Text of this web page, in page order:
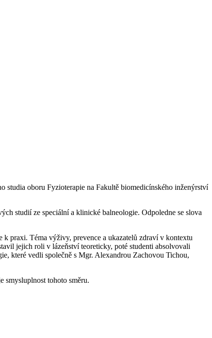
studia oboru Fyzioterapie na Fakultě biomedicínského inženýrství
studií ze speciální a klinické balneologie. Odpoledne se slova
praxi. Téma výživy, prevence a ukazatelů zdraví v kontextu
jejich roli v lázeňství teoreticky, poté studenti absolvovali
které vedli společně s Mgr. Alexandrou Zachovou Tichou,
smysluplnost tohoto směru.